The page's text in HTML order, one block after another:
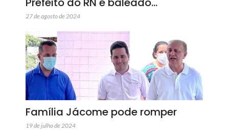
27 de agosto de 2024
Família Jácome pode romper
19 de julho de 2024